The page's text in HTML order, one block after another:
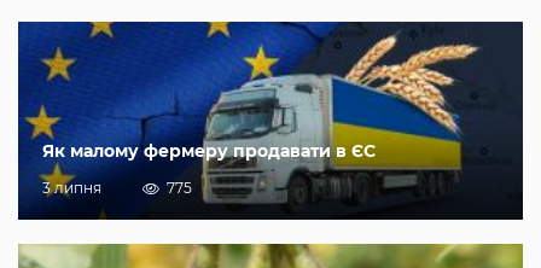
Як малому фермеру продавати в ЄС
3 липня 775